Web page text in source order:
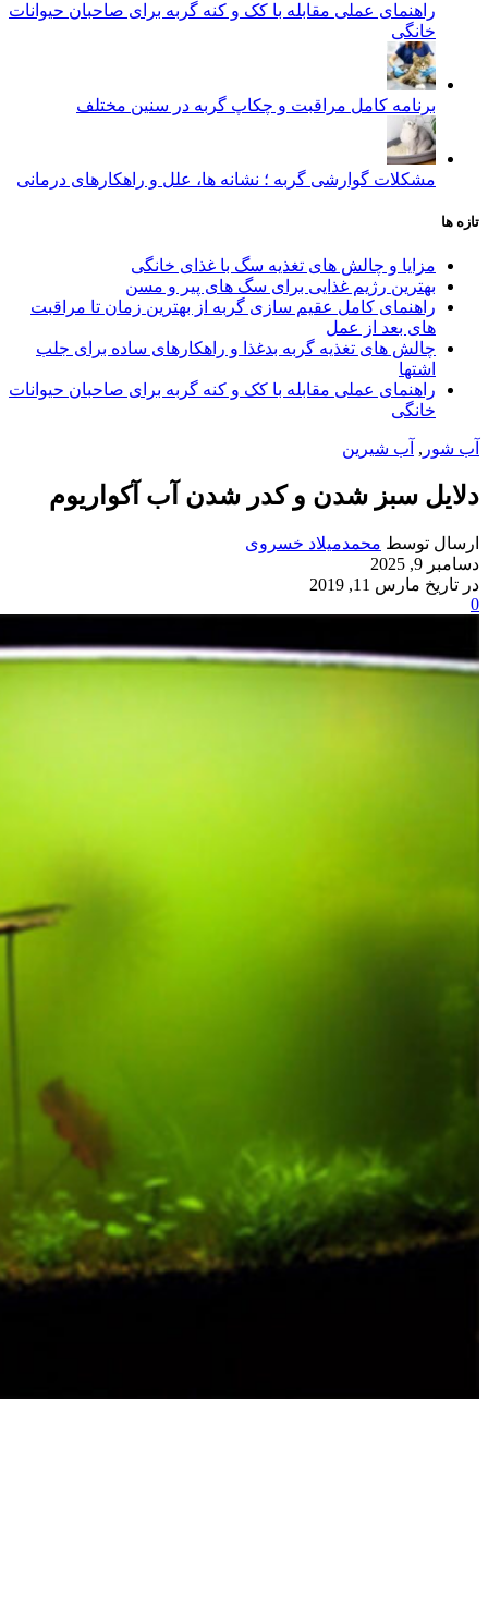
راهنمای عملی مقابله با کک و کنه گربه برای صاحبان حیوانات
خانگی
برنامه کامل مراقبت و چکاپ گربه در سنین مختلف
مشکلات گوارشی گربه ؛ نشانه‌ ها، علل و راهکارهای درمانی
تازه ها
مزایا و چالش‌ های تغذیه سگ با غذای خانگی
بهترین رژیم غذایی برای سگ‌ های پیر و مسن
راهنمای کامل عقیم سازی گربه از بهترین زمان تا مراقبت‌
های بعد از عمل
چالش‌ های تغذیه گربه بدغذا و راهکارهای ساده برای جلب
اشتها
راهنمای عملی مقابله با کک و کنه گربه برای صاحبان حیوانات
خانگی
آب شور , آب شیرین
دلایل سبز شدن و کدر شدن آب آکواریوم
ارسال توسط محمدمیلاد خسروی
دسامبر 9, 2025
در تاریخ مارس 11, 2019
0